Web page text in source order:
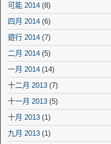
可能 2014 (8)
四月 2014 (6)
遊行 2014 (7)
二月 2014 (5)
一月 2014 (14)
十二月 2013 (7)
十一月 2013 (5)
十月 2013 (1)
九月 2013 (1)